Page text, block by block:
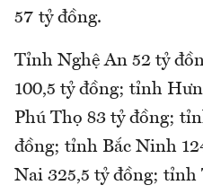
57 tỷ đồng.
Tỉnh Nghệ An 52 tỷ
100,5 tỷ đồng; tỉnh
Phú Thọ 83 tỷ đồng;
đồng; tỉnh Bắc Ninh
Nai 325,5 tỷ đồng; tỉnh